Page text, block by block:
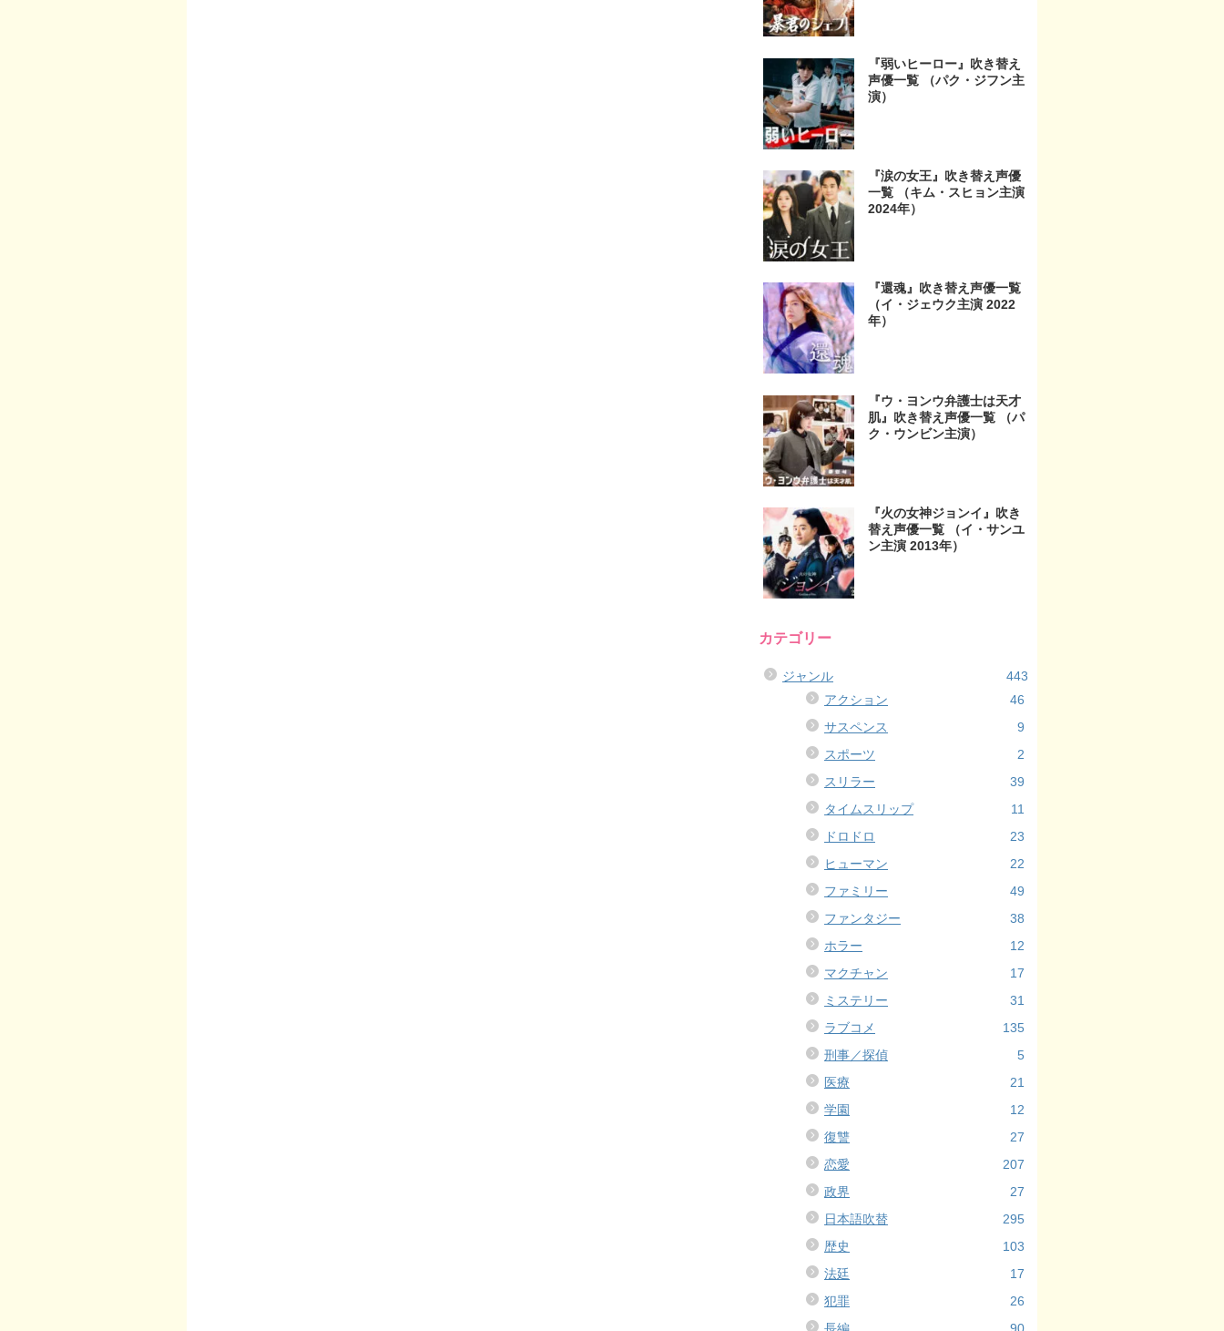
『弱いヒーロー』吹き替え
声優一覧 （パク・ジフン主
演）
『涙の女王』吹き替え声優
一覧 （キム・スヒョン主演
2024年）
『還魂』吹き替え声優一覧
（イ・ジェウク主演 2022
年）
『ウ・ヨンウ弁護士は天才
肌』吹き替え声優一覧 （パ
ク・ウンビン主演）
『火の女神ジョンイ』吹き
替え声優一覧 （イ・サンユ
ン主演 2013年）
カテゴリー
ジャンル
443
アクション
46
サスペンス
9
スポーツ
2
スリラー
39
タイムスリップ
11
ドロドロ
23
ヒューマン
22
ファミリー
49
ファンタジー
38
ホラー
12
マクチャン
17
ミステリー
31
ラブコメ
135
刑事／探偵
5
医療
21
学園
12
復讐
27
恋愛
207
政界
27
日本語吹替
295
歴史
103
法廷
17
犯罪
26